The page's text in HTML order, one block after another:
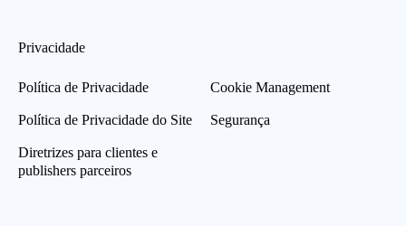
Privacidade
Política de Privacidade
Política de Privacidade do Site
Diretrizes para clientes e
publishers parceiros
Cookie Management
Segurança